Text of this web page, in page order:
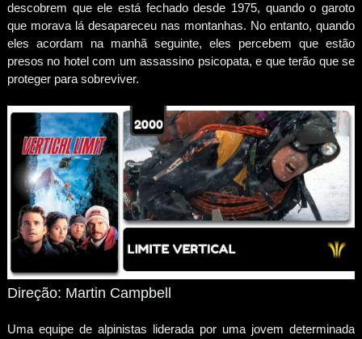
descobrem que ele está fechado desde 1975, quando o garoto
que morava lá desapareceu nas montanhas. No entanto, quando
eles acordam na manhã seguinte, eles percebem que estão
presos no hotel com um assassino psicopata, e que terão que se
proteger para sobreviver.
Direção: Martin Campbell
Uma equipe de alpinistas liderada por uma jovem determinada